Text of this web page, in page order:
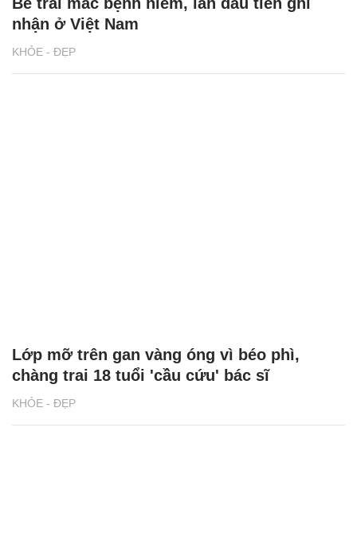
KHỎE - ĐẸP
nhận ở Việt Nam
KHỎE - ĐẸP
Lớp mỡ trên gan vàng óng vì béo phì,
chàng trai 18 tuổi 'cầu cứu' bác sĩ